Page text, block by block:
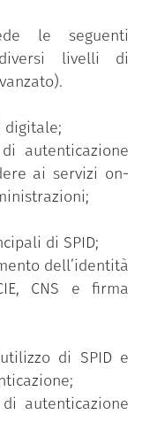
“Competenze
11 competenze
ciascuna
in un numero
raggruppate
intermedio
una delle 11
il Badge
personalizzato
dell’effettivo
ed ha
di verifica delle
al livello di
le seguenti
livelli di
digitale;
autenticazione
ai servizi on-
di SPID;
dell’identità
CNS e firma
di SPID e
autenticazione